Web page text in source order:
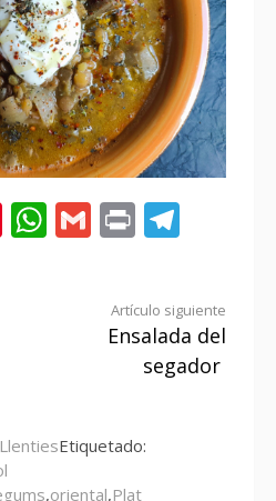
Pinterest
WhatsApp
Gmail
Print
Artículo siguiente
Ensalada del
segador
LlentiesEtiquetado:
,oriental,Plat